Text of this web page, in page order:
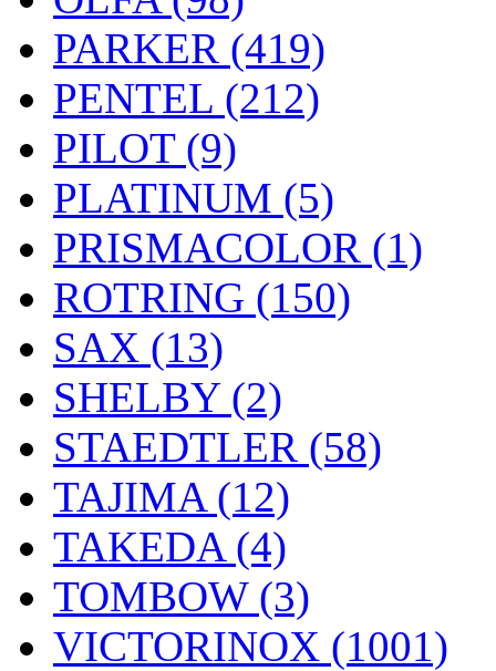
PARKER (419)
PENTEL (212)
PILOT (9)
PLATINUM (5)
PRISMACOLOR (1)
ROTRING (150)
SAX (13)
SHELBY (2)
STAEDTLER (58)
TAJIMA (12)
TAKEDA (4)
TOMBOW (3)
VICTORINOX (1001)